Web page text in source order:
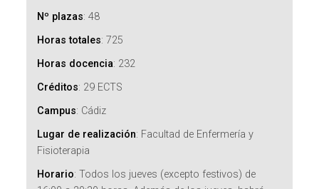
Nº plazas:48
Horas totales:725
Horas docencia: 232
Créditos: 29 ECTS
Campus: Cádiz
Lugar de realización: Facultad de Enfermería y
Fisioterapia
Horario:Todos los jueves (excepto festivos) de